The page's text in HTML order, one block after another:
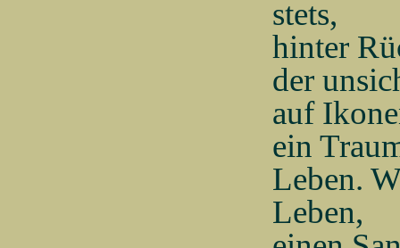
stets,
hinter
der
auf
ein
Leben.
Leben,